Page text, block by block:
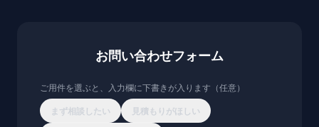
お問い合わせフォーム
ご用件を選ぶと、入力欄に下書きが入ります（任意）
まず相談したい
見積もりがほしい